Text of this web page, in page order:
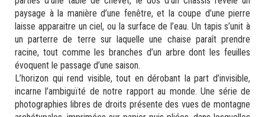
paysage à la manière d’une fenêtre, et la coupe d’une pierre
laisse apparaitre un ciel, ou la surface de l’eau. Un tapis s’unit à
un parterre de terre sur laquelle une chaise paraît prendre
racine, tout comme les branches d’un arbre dont les feuilles
évoquent le passage d’une saison.
L’horizon qui rend visible, tout en dérobant la part d’invisible,
incarne l’ambiguïté de notre rapport au monde. Une série de
photographies libres de droits présente des vues de montagne